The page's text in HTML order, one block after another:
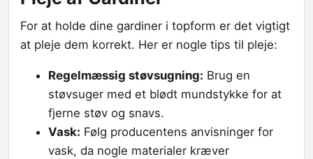
For at holde dine gardiner i topform er det vigtigt
at pleje dem korrekt. Her er nogle tips til pleje:
Regelmæssig støvsugning: Brug en
støvsuger med et blødt mundstykke for at
fjerne støv og snavs.
Vask: Følg producentens anvisninger for
vask, da nogle materialer kræver